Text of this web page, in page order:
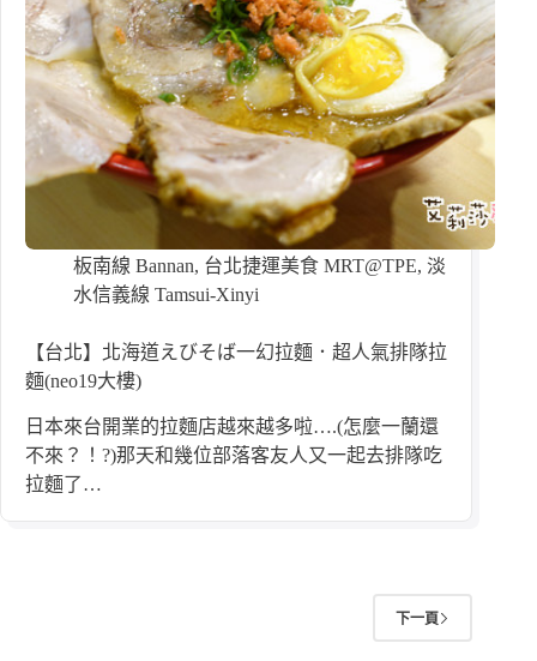
板南線 Bannan, 台北捷運美食 MRT@TPE, 淡
水信義線 Tamsui-Xinyi
【台北】北海道えびそば一幻拉麵．超人氣排隊拉
麵(neo19大樓)
日本來台開業的拉麵店越來越多啦….(怎麼一蘭還
不來？！?)那天和幾位部落客友人又一起去排隊吃
拉麵了…
下一頁